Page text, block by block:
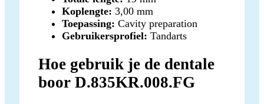
Koplengte: 3,00 mm
Toepassing: Cavity preparation
Gebruikersprofiel: Tandarts
Hoe gebruik je de dentale
boor D.835KR.008.FG